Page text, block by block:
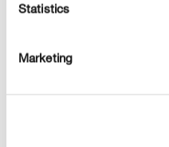
Statistics
Marketing
grupach po 20–80 sztuk,
które natychmiast
wzrostem larw ich apetyt
żerowania larwy